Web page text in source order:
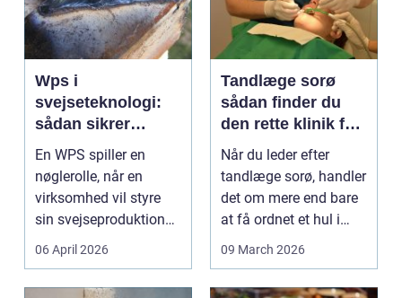
Wps i
svejseteknologi:
sådan sikrer
virksomheder
kvalitet og
sporbarhed
En WPS spiller en
nøglerolle, når en
virksomhed vil styre
sin svejseproduktion
sikkert, ensartet og ...
06 April 2026
Tandlæge sorø
sådan finder du
den rette klinik for
dig
Når du leder efter
tandlæge sorø, handler
det om mere end bare
at få ordnet et hul i
tanden. For man...
09 March 2026